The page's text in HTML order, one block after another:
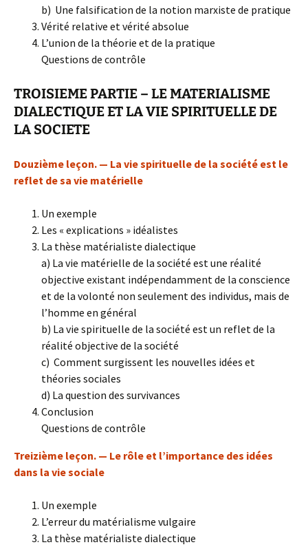
b) Une falsification de la notion marxiste de pratique
Vérité relative et vérité absolue
L’union de la théorie et de la pratique
Questions de contrôle
TROISIEME PARTIE – LE MATERIALISME
DIALECTIQUE ET LA VIE SPIRITUELLE DE
LA SOCIETE
Douzième leçon. — La vie spirituelle de la société est le
reflet de sa vie matérielle
Un exemple
Les « explications » idéalistes
La thèse matérialiste dialectique
a) La vie matérielle de la société est une réalité
objective existant indépendamment de la conscience
et de la volonté non seulement des individus, mais de
l’homme en général
b) La vie spirituelle de la société est un reflet de la
réalité objective de la société
c) Comment surgissent les nouvelles idées et
théories sociales
d) La question des survivances
Conclusion
Questions de contrôle
Treizième leçon. — Le rôle et l’importance des idées
dans la vie sociale
Un exemple
L’erreur du matérialisme vulgaire
La thèse matérialiste dialectique